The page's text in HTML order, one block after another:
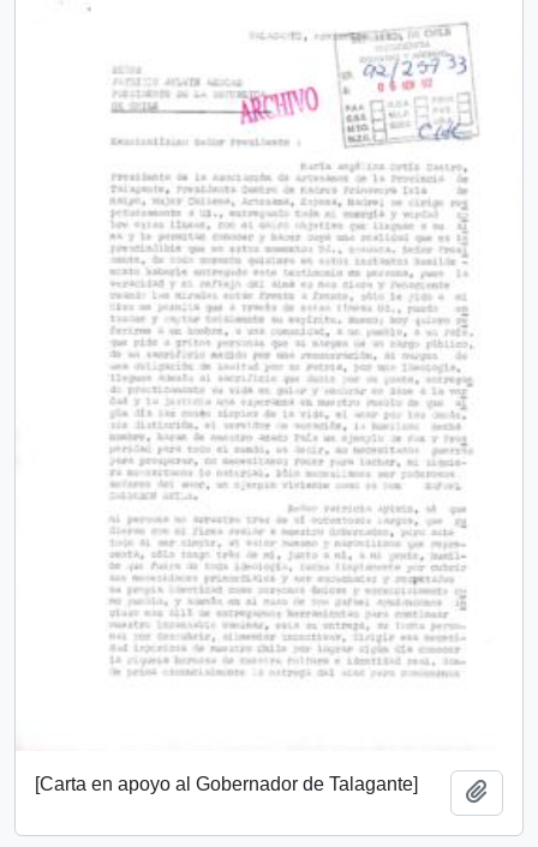
[Carta en apoyo al Gobernador de Talagante]